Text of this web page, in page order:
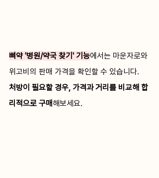
삐약 '병원/약국 찾기' 기능에서는 마운자로와
위고비의 판매 가격을 확인할 수 있습니다.
처방이 필요할 경우, 가격과 거리를 비교해 합
리적으로 구매 해보세요.